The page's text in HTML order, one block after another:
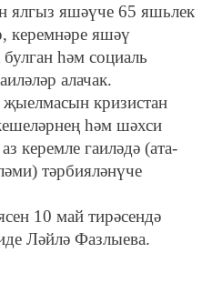
ялгыз яшәүче 65 яшьлек
керемнәре яшәү
һәм социаль
алачак.
кризистан
һәм шәхси
керемле гаиләдә (ата-
тәрбияләнүче
10 май тирәсендә
Ләйлә Фазлыева.